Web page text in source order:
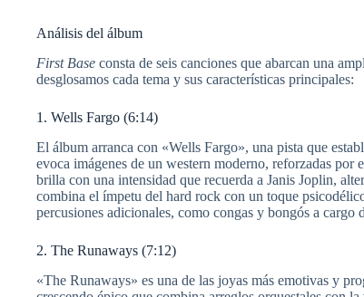
Análisis del álbum
First Base consta de seis canciones que abarcan una
desglosamos cada tema y sus características principales:
1. Wells Fargo (6:14)
El álbum arranca con «Wells Fargo», una pista que
evoca imágenes de un western moderno, reforzadas
brilla con una intensidad que recuerda a Janis Joplin,
combina el ímpetu del hard rock con un toque
percusiones adicionales, como congas y bongós a
2. The Runaways (7:12)
«The Runaways» es una de las joyas más emotivas y